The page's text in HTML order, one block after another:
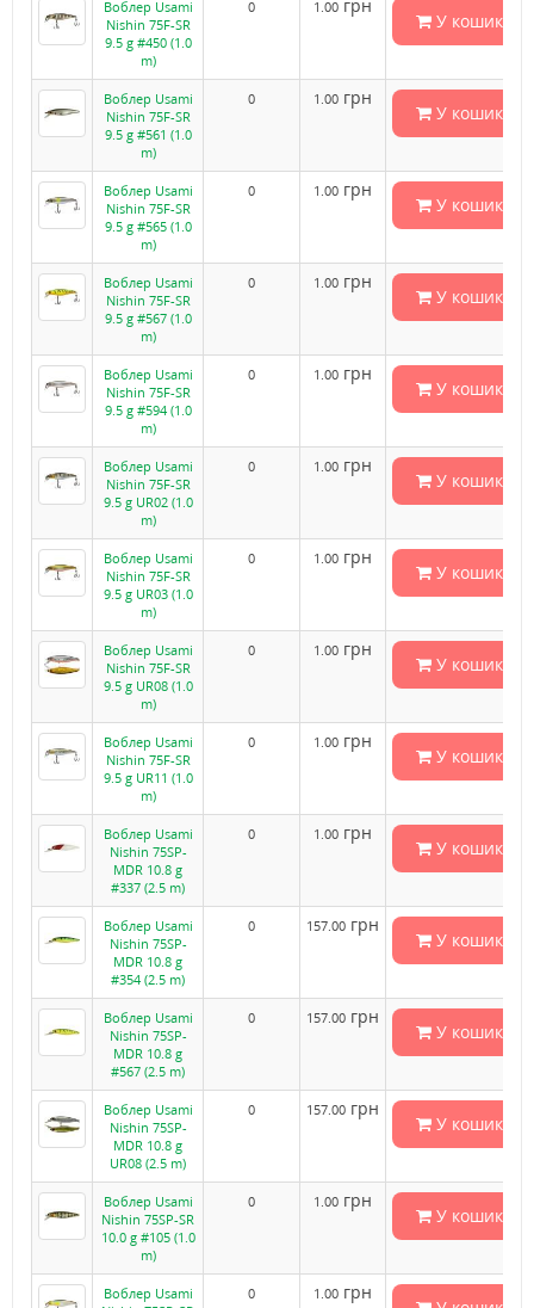
Воблер Usami
Nishin 75F-SR
9.5 g #450 (1.0
m)
0 1.00 грн
У кошик
Воблер Usami
Nishin 75F-SR
9.5 g #561 (1.0
m)
0 1.00 грн
У кошик
Воблер Usami
Nishin 75F-SR
9.5 g #565 (1.0
m)
0 1.00 грн
У кошик
Воблер Usami
Nishin 75F-SR
9.5 g #567 (1.0
m)
0 1.00 грн
У кошик
Воблер Usami
Nishin 75F-SR
9.5 g #594 (1.0
m)
0 1.00 грн
У кошик
Воблер Usami
Nishin 75F-SR
9.5 g UR02 (1.0
m)
0 1.00 грн
У кошик
Воблер Usami
Nishin 75F-SR
9.5 g UR03 (1.0
m)
0 1.00 грн
У кошик
Воблер Usami
Nishin 75F-SR
9.5 g UR08 (1.0
m)
0 1.00 грн
У кошик
Воблер Usami
Nishin 75F-SR
9.5 g UR11 (1.0
m)
0 1.00 грн
У кошик
Воблер Usami
Nishin 75SP-
MDR 10.8 g
#337 (2.5 m)
0 1.00 грн
У кошик
Воблер Usami
Nishin 75SP-
MDR 10.8 g
#354 (2.5 m)
0 157.00 грн
У кошик
Воблер Usami
Nishin 75SP-
MDR 10.8 g
#567 (2.5 m)
0 157.00 грн
У кошик
Воблер Usami
Nishin 75SP-
MDR 10.8 g
UR08 (2.5 m)
0 157.00 грн
У кошик
Воблер Usami
Nishin 75SP-SR
10.0 g #105 (1.0
m)
0 1.00 грн
У кошик
Воблер Usami
0 1.00 грн